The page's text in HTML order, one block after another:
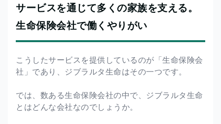
サービスを通じて多くの家族を支える。
生命保険会社で働くやりがい
こうしたサービスを提供しているのが「生命保険会
社」であり、ジブラルタ生命はその一つです。
では、数ある生命保険会社の中で、ジブラルタ生命
とはどんな会社なのでしょうか。